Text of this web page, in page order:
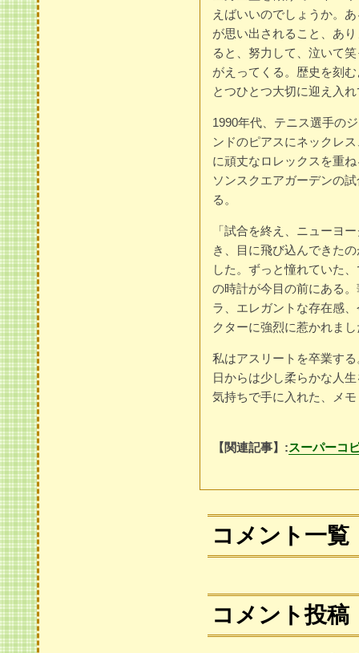
えばいいのでしょうか。
が思い出されること、あ
ると、努力して、泣いて
がえってくる。歴史を刻
とつひとつ大切に迎え入
1990年代、テニス選手の
ンドのピアスにネックレ
に頑丈なロレックスを重
ソンスクエアガーデンの
る。
「試合を終え、ニューヨ
き、目に飛び込んできた
した。ずっと憧れていた
の時計が今目の前にある
ラ、エレガントな存在感
クターに強烈に惹かれま
私はアスリートを卒業す
日からは少し柔らかな人
気持ちで手に入れた、メ
【関連記事】:スーパーコ
コメント一覧
コメント投稿